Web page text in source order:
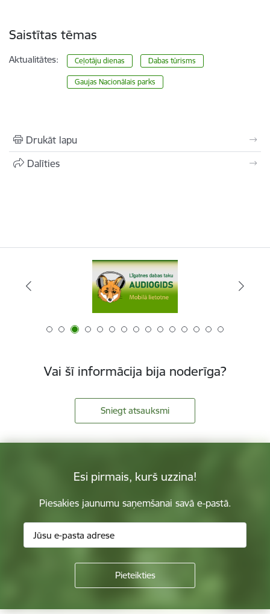
Saistītas tēmas
Aktualitātes: Ceļotāju dienas Dabas tūrisms
Gaujas Nacionālais parks
Drukāt lapu
Dalīties
Vai šī informācija bija noderīga?
Sniegt atsauksmi
Esi pirmais, kurš uzzina!
Piesakies jaunumu saņemšanai savā e-pastā.